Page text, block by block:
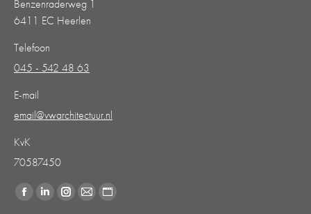
Benzenraderweg 1
6411 EC Heerlen
Telefoon
045 - 542 48 63
E-mail
email@vwarchitectuur.nl
KvK
70587450
Vind ons op:
Facebook
LinkedinInstagram
MailWebsite